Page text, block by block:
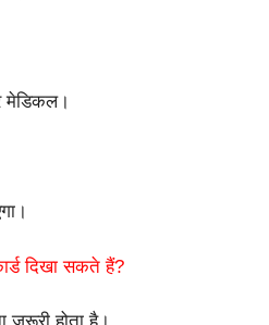
मेडिकल।
दिखा सकते हैं?